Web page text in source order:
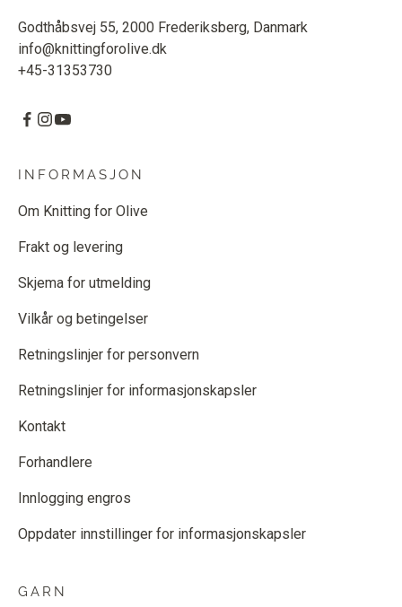
Godthåbsvej 55, 2000 Frederiksberg, Danmark
info@knittingforolive.dk
+45-31353730
INFORMASJON
Om Knitting for Olive
Frakt og levering
Skjema for utmelding
Vilkår og betingelser
Retningslinjer for personvern
Retningslinjer for informasjonskapsler
Kontakt
Forhandlere
Innlogging engros
Oppdater innstillinger for informasjonskapsler
GARN